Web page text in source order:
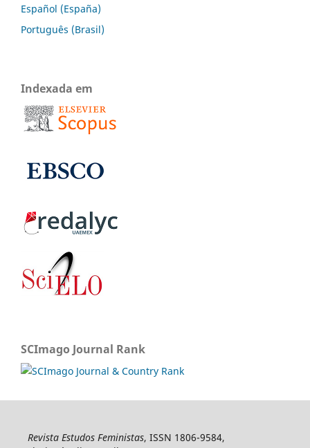
Español (España)
Português (Brasil)
Indexada em
SCImago Journal Rank
Revista Estudos Feministas, ISSN 1806-9584,